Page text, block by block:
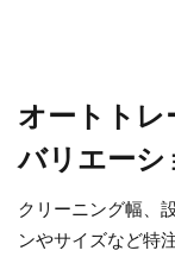
オートトレ
バリエーシ
クリーニング幅、
ンやサイズなど特